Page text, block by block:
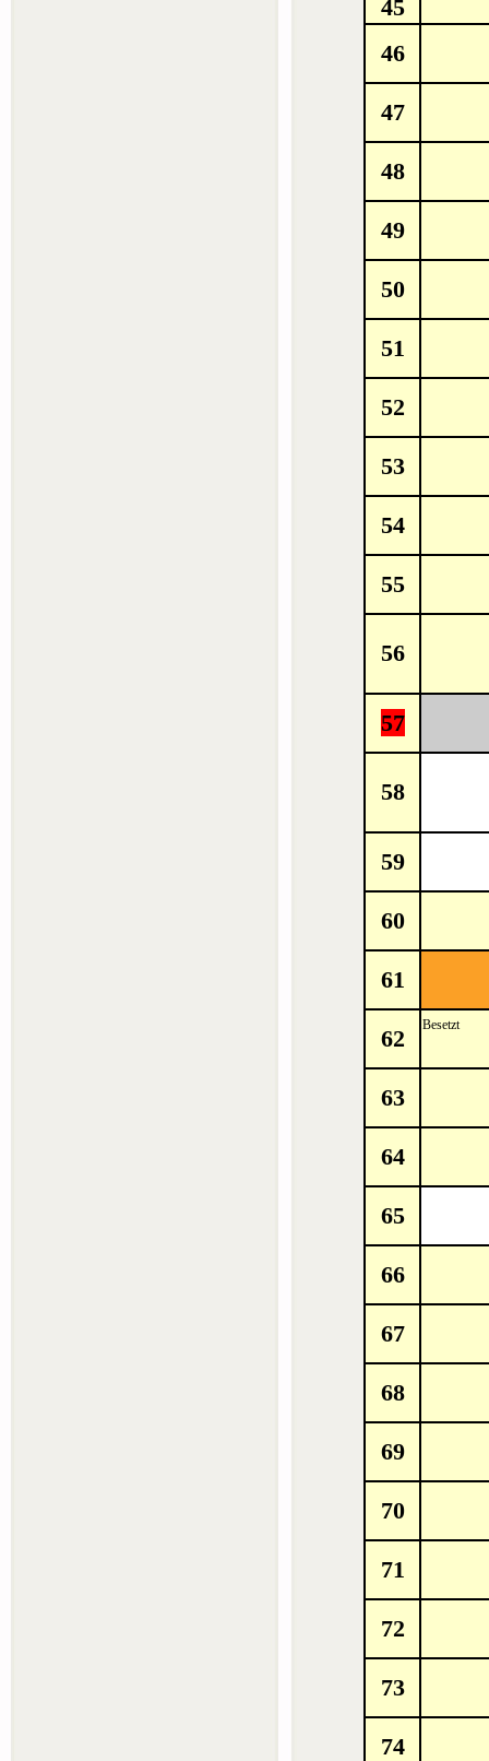
45
46
47
48
49
50
51
52
53
54
55
56
57
58
59
60
61
62 Besetzt
63
64
65
66
67
68
69
70
71
72
73
74